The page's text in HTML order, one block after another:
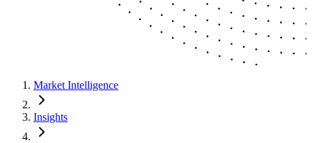
Market Intelligence
Insights